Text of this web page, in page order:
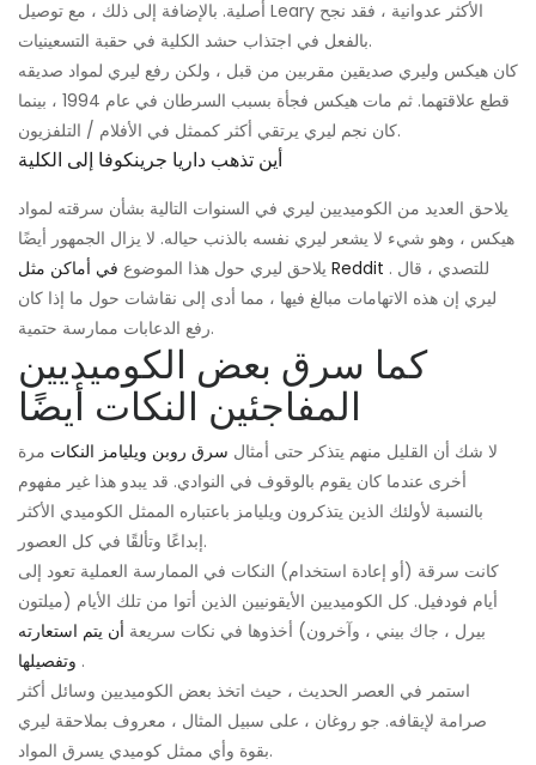
أصلية. بالإضافة إلى ذلك ، مع توصيل Leary الأكثر عدوانية ، فقد نجح
بالفعل في اجتذاب حشد الكلية في حقبة التسعينيات.
كان هيكس وليري صديقين مقربين من قبل ، ولكن رفع ليري لمواد صديقه
قطع علاقتهما. ثم مات هيكس فجأة بسبب السرطان في عام 1994 ، بينما
كان نجم ليري يرتقي أكثر كممثل في الأفلام / التلفزيون.
أين تذهب داريا جرينكوفا إلى الكلية
يلاحق العديد من الكوميديين ليري في السنوات التالية بشأن سرقته لمواد
هيكس ، وهو شيء لا يشعر ليري نفسه بالذنب حياله. لا يزال الجمهور أيضًا
يلاحق ليري حول هذا الموضوع في أماكن مثل Reddit . للتصدي ، قال
ليري إن هذه الاتهامات مبالغ فيها ، مما أدى إلى نقاشات حول ما إذا كان
رفع الدعابات ممارسة حتمية.
كما سرق بعض الكوميديين
المفاجئين النكات أيضًا
لا شك أن القليل منهم يتذكر حتى أمثال سرق روبن ويليامز النكات مرة
أخرى عندما كان يقوم بالوقوف في النوادي. قد يبدو هذا غير مفهوم
بالنسبة لأولئك الذين يتذكرون ويليامز باعتباره الممثل الكوميدي الأكثر
إبداعًا وتألقًا في كل العصور.
كانت سرقة (أو إعادة استخدام) النكات في الممارسة العملية تعود إلى
أيام فودفيل. كل الكوميديين الأيقونيين الذين أتوا من تلك الأيام (ميلتون
بيرل ، جاك بيني ، وآخرون) أخذوها في نكات سريعة أن يتم استعارته
وتفصيلها .
استمر في العصر الحديث ، حيث اتخذ بعض الكوميديين وسائل أكثر
صرامة لإيقافه. جو روغان ، على سبيل المثال ، معروف بملاحقة ليري
بقوة وأي ممثل كوميدي يسرق المواد.